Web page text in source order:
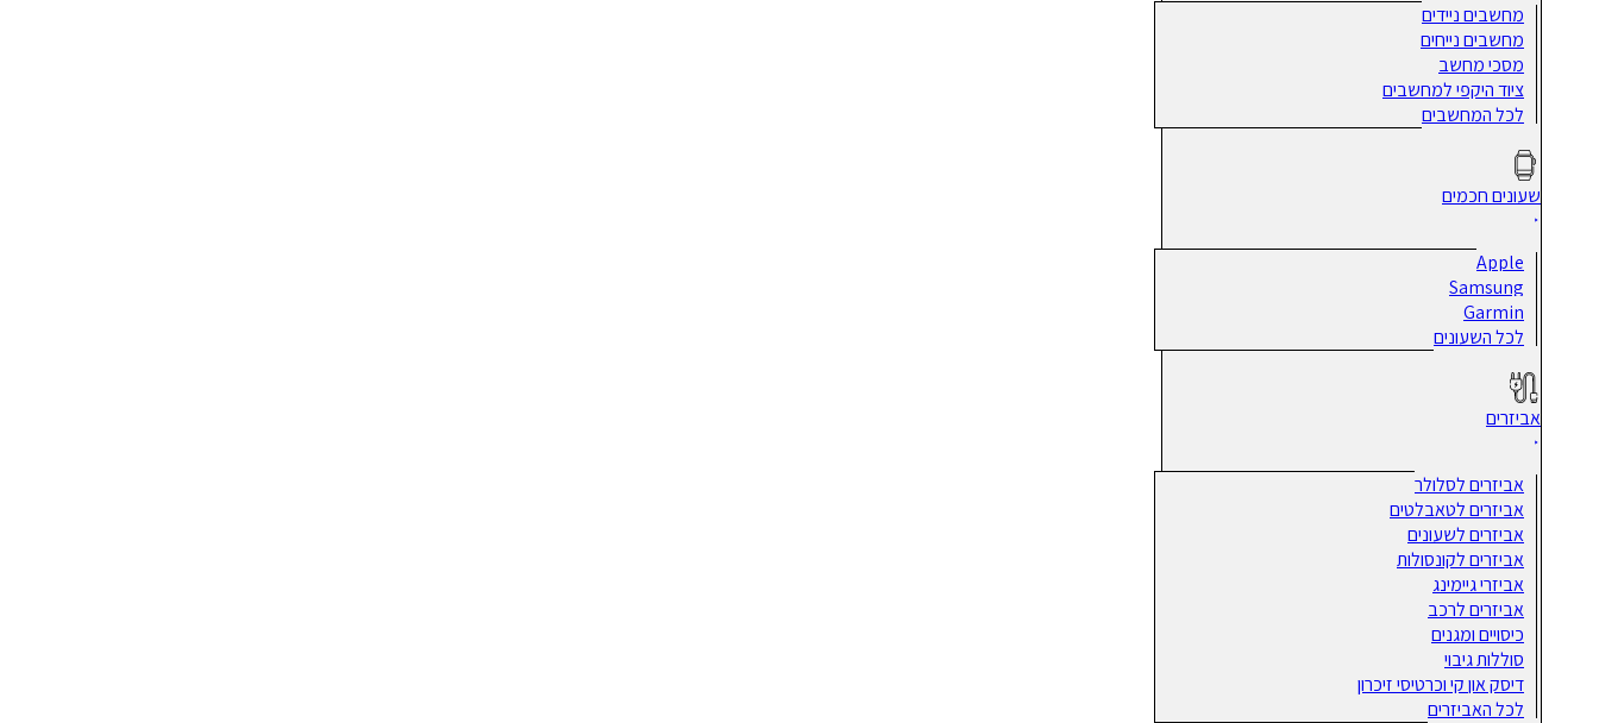
מחשבים ניידים
מחשבים נייחים
מסכי מחשב
ציוד היקפי למחשבים
לכל המחשבים
שעונים חכמים
Apple
Samsung
Garmin
לכל השעונים
אביזרים
אביזרים לסלולר
אביזרים לטאבלטים
אביזרים לשעונים
אביזרים לקונסולות
אביזרי גיימינג
אביזרים לרכב
כיסויים ומגנים
סוללות גיבוי
דיסק און קי וכרטיסי זיכרון
לכל האביזרים